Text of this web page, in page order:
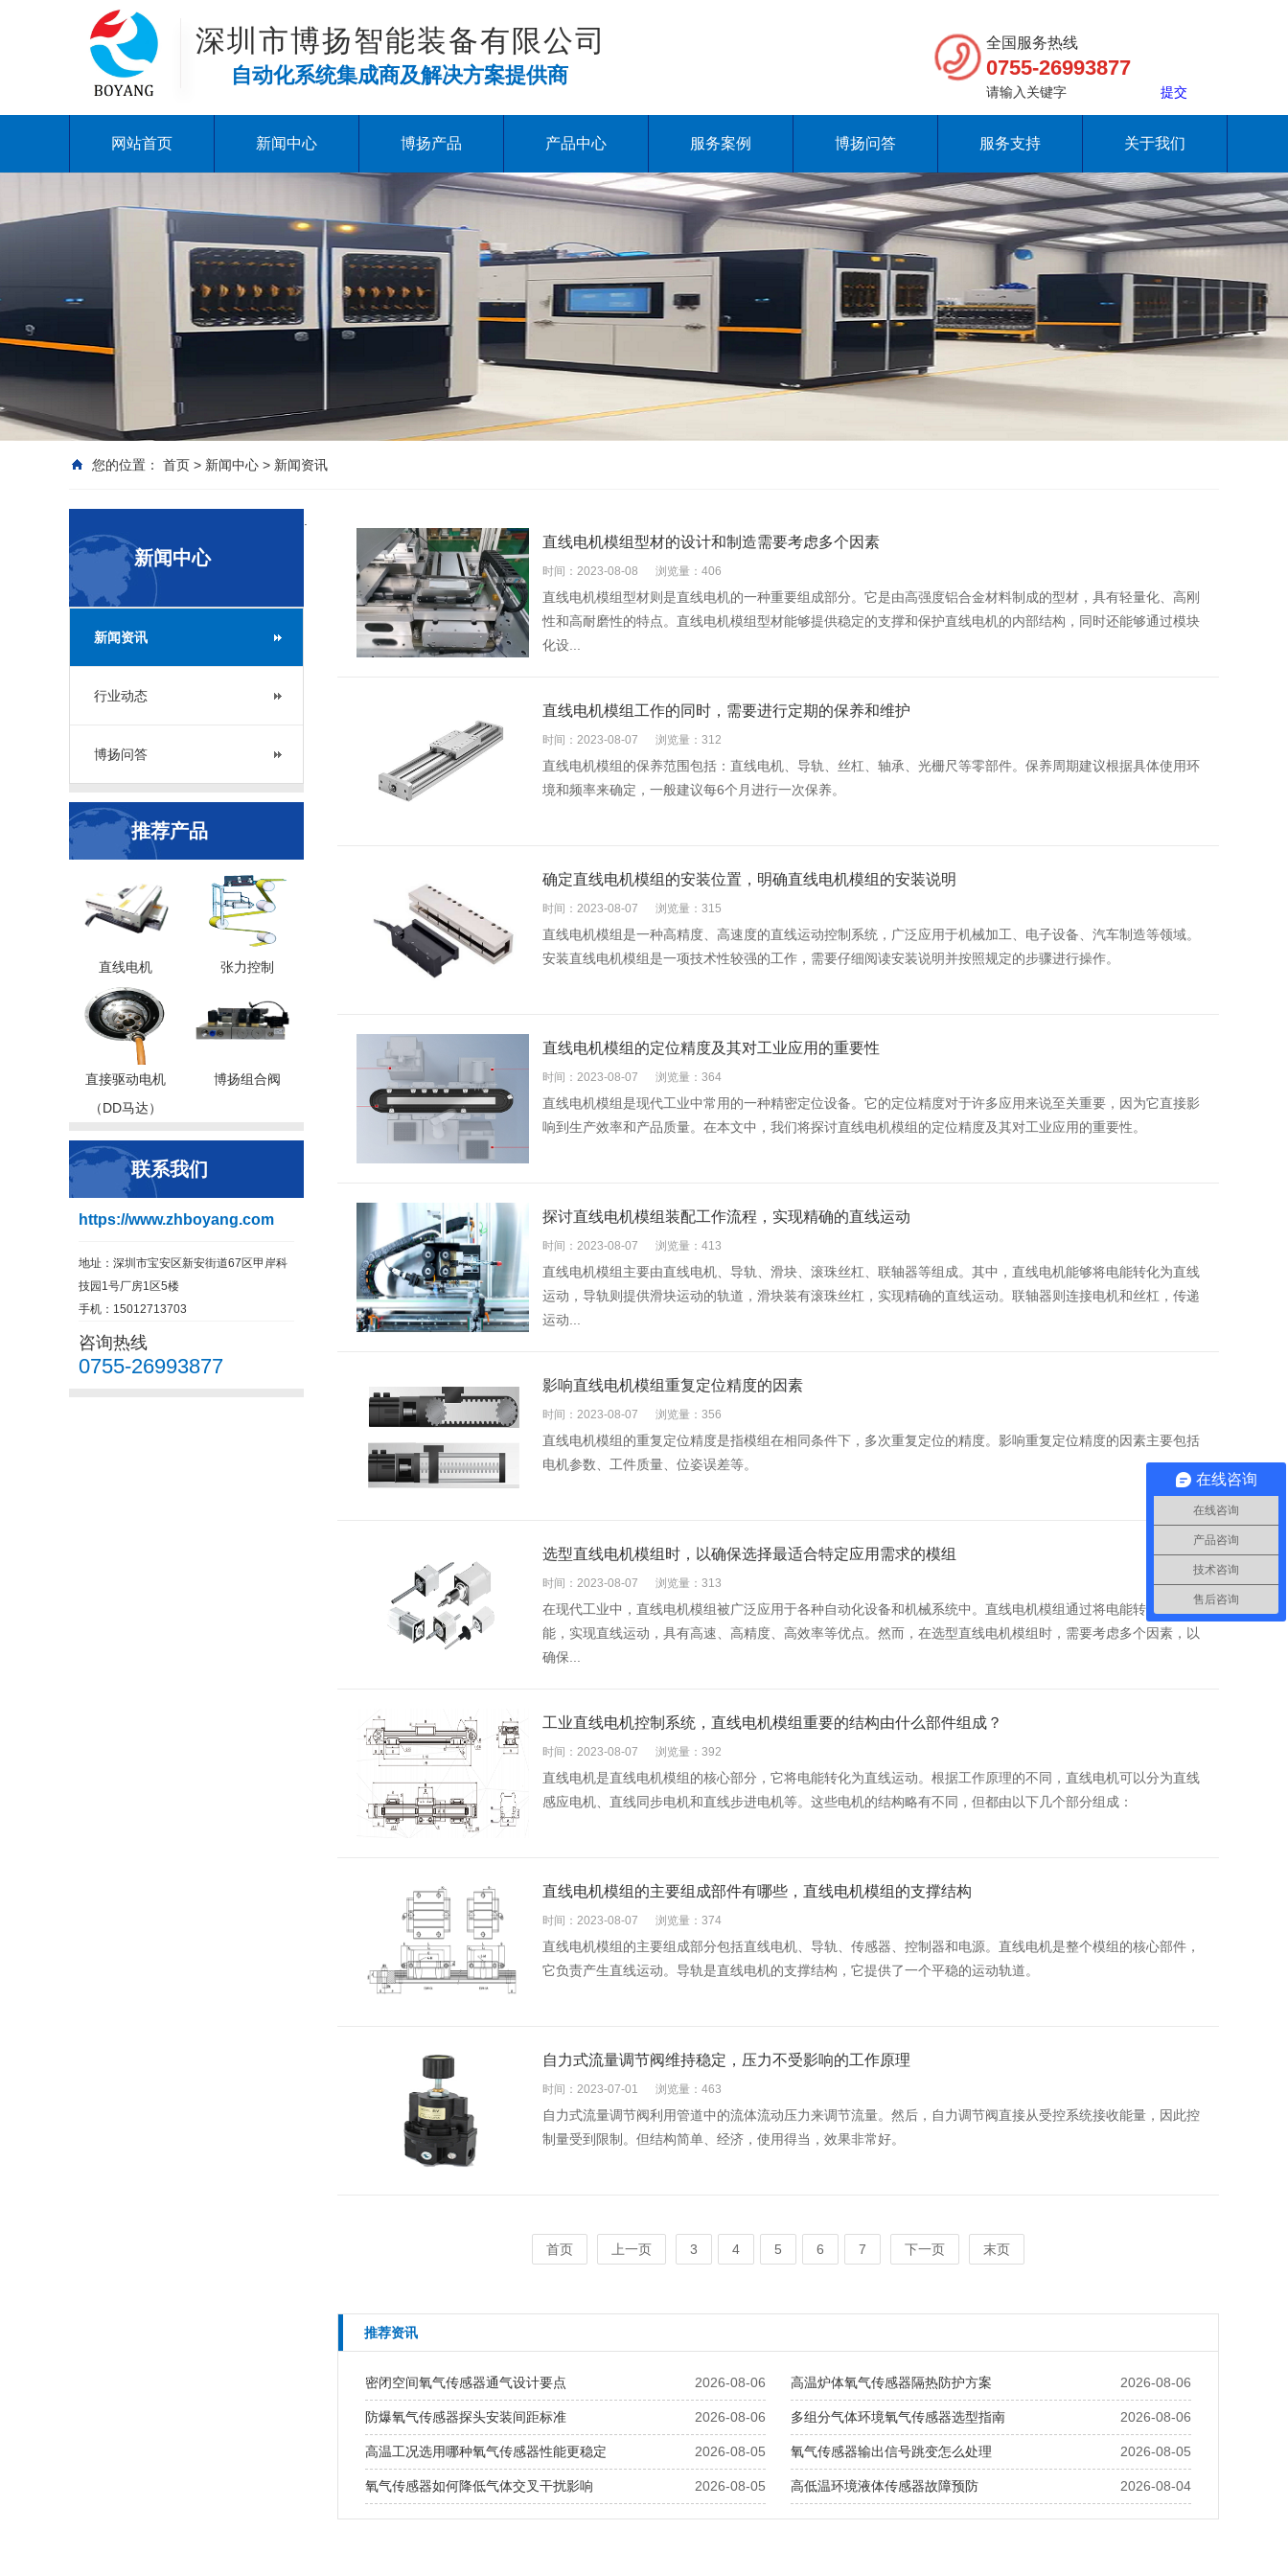
深圳市博扬智能装备有限公司
自动化系统集成商及解决方案提供商
全国服务热线
0755-26993877
网站首页 新闻中心 博扬产品 产品中心 服务案例 博扬问答 服务支持 关于我们
您的位置： 首页 > 新闻中心 > 新闻资讯
新闻中心
新闻资讯
行业动态
博扬问答
推荐产品
直线电机 张力控制
直接驱动电机
（DD马达）
博扬组合阀
联系我们
https://www.zhboyang.com
地址：深圳市宝安区新安街道67区甲岸科
技园1号厂房1区5楼
手机：15012713703
咨询热线
0755-26993877
直线电机模组型材的设计和制造需要考虑多个因素
时间：2023-08-08 浏览量：406
直线电机模组型材则是直线电机的一种重要组成部分。它是由高强度铝合金材料制成的型材，具有轻量化、高刚
性和高耐磨性的特点。直线电机模组型材能够提供稳定的支撑和保护直线电机的内部结构，同时还能够通过模块
化设...
直线电机模组工作的同时，需要进行定期的保养和维护
时间：2023-08-07 浏览量：312
直线电机模组的保养范围包括：直线电机、导轨、丝杠、轴承、光栅尺等零部件。保养周期建议根据具体使用环
境和频率来确定，一般建议每6个月进行一次保养。
确定直线电机模组的安装位置，明确直线电机模组的安装说明
时间：2023-08-07 浏览量：315
直线电机模组是一种高精度、高速度的直线运动控制系统，广泛应用于机械加工、电子设备、汽车制造等领域。
安装直线电机模组是一项技术性较强的工作，需要仔细阅读安装说明并按照规定的步骤进行操作。
直线电机模组的定位精度及其对工业应用的重要性
时间：2023-08-07 浏览量：364
直线电机模组是现代工业中常用的一种精密定位设备。它的定位精度对于许多应用来说至关重要，因为它直接影
响到生产效率和产品质量。在本文中，我们将探讨直线电机模组的定位精度及其对工业应用的重要性。
探讨直线电机模组装配工作流程，实现精确的直线运动
时间：2023-08-07 浏览量：413
直线电机模组主要由直线电机、导轨、滑块、滚珠丝杠、联轴器等组成。其中，直线电机能够将电能转化为直线
运动，导轨则提供滑块运动的轨道，滑块装有滚珠丝杠，实现精确的直线运动。联轴器则连接电机和丝杠，传递
运动...
影响直线电机模组重复定位精度的因素
时间：2023-08-07 浏览量：356
直线电机模组的重复定位精度是指模组在相同条件下，多次重复定位的精度。影响重复定位精度的因素主要包括
电机参数、工件质量、位姿误差等。
选型直线电机模组时，以确保选择最适合特定应用需求的模组
时间：2023-08-07 浏览量：313
在现代工业中，直线电机模组被广泛应用于各种自动化设备和机械系统中。直线电机模组通过将电能转化为机械
能，实现直线运动，具有高速、高精度、高效率等优点。然而，在选型直线电机模组时，需要考虑多个因素，以
确保...
工业直线电机控制系统，直线电机模组重要的结构由什么部件组成？
时间：2023-08-07 浏览量：392
直线电机是直线电机模组的核心部分，它将电能转化为直线运动。根据工作原理的不同，直线电机可以分为直线
感应电机、直线同步电机和直线步进电机等。这些电机的结构略有不同，但都由以下几个部分组成：
直线电机模组的主要组成部件有哪些，直线电机模组的支撑结构
时间：2023-08-07 浏览量：374
直线电机模组的主要组成部分包括直线电机、导轨、传感器、控制器和电源。直线电机是整个模组的核心部件，
它负责产生直线运动。导轨是直线电机的支撑结构，它提供了一个平稳的运动轨道。
自力式流量调节阀维持稳定，压力不受影响的工作原理
时间：2023-07-01 浏览量：463
自力式流量调节阀利用管道中的流体流动压力来调节流量。然后，自力调节阀直接从受控系统接收能量，因此控
制量受到限制。但结构简单、经济，使用得当，效果非常好。
首页 上一页 3 4 5 6 7 下一页 末页
推荐资讯
2026-08-06
密闭空间氧气传感器通气设计要点 2026-08-06
高温炉体氧气传感器隔热防护方案
2026-08-06
防爆氧气传感器探头安装间距标准 2026-08-06
多组分气体环境氧气传感器选型指南
2026-08-05
高温工况选用哪种氧气传感器性能更稳定 2026-08-05
氧气传感器输出信号跳变怎么处理
2026-08-05
氧气传感器如何降低气体交叉干扰影响 2026-08-04
高低温环境液体传感器故障预防
在线咨询
在线咨询
产品咨询
技术咨询
售后咨询